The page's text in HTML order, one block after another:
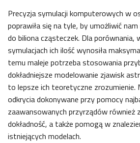
Precyzja symulacji komputerowych w
poprawiła się na tyle, by umożliwić
do biliona cząsteczek. Dla porównania,
symulacjach ich ilość wynosiła
temu maleje potrzeba stosowania
dokładniejsze modelowanie zjawisk
to lepsze ich teoretyczne zrozumienie.
odkrycia dokonywane przy pomocy
zaawansowanych przyrządów również
dokładność, a także pomogą w
istniejących modelach.